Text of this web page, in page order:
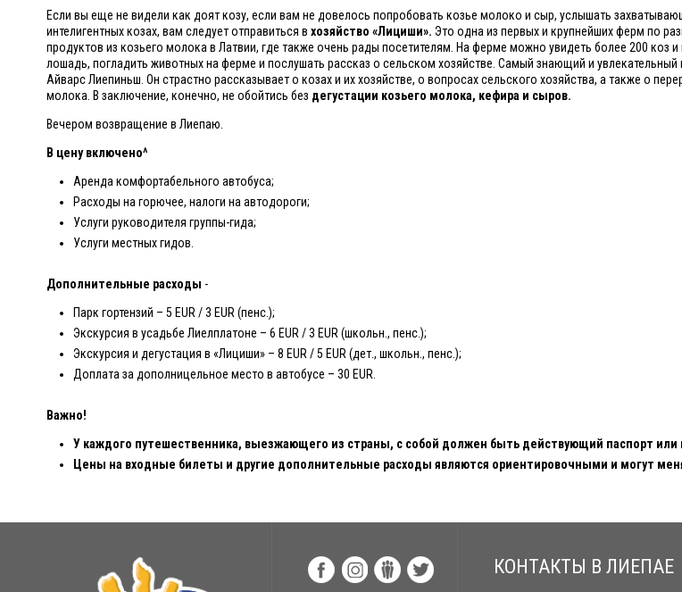
Если вы еще не видели как доят козу, если вам не довелось попробовать козье молоко и сыр, услышать
интелигентных козах, вам следует отправиться в хозяйство «Лициши». Это одна из первых и крупнейших ферм по
продуктов из козьего молока в Латвии, где также очень рады посетителям. На ферме можно увидеть более 200 коз
лошадь, погладить животных на ферме и послушать рассказ о сельском хозяйстве. Самый знающий и
Айварс Лиепиньш. Он страстно рассказывает о козах и их хозяйстве, о вопросах сельского хозяйства, а также о
молока. В заключение, конечно, не обойтись без дегустации козьего молока, кефира и сыров.
Вечером возвращение в Лиепаю.
В цену включено^
Аренда комфортабельного автобуса;
Расходы на горючее, налоги на автодороги;
Услуги руководителя группы-гида;
Услуги местных гидов.
Дополнительные расходы -
Парк гортензий – 5 EUR / 3 EUR (пенс.);
Экскурсия в усадьбе Лиелплатоне – 6 EUR / 3 EUR (школьн., пенс.);
Экскурсия и дегустация в «Лициши» – 8 EUR / 5 EUR (дет., школьн., пенс.);
Доплата за дополницельное место в автобусе – 30 EUR.
Важно!
У каждого путешественника, выезжающего из страны, с собой должен быть действующий паспорт или
Цены на входные билеты и другие дополнительные расходы являются ориентировочными и могут
КОНТАКТЫ В ЛИЕПАЕ